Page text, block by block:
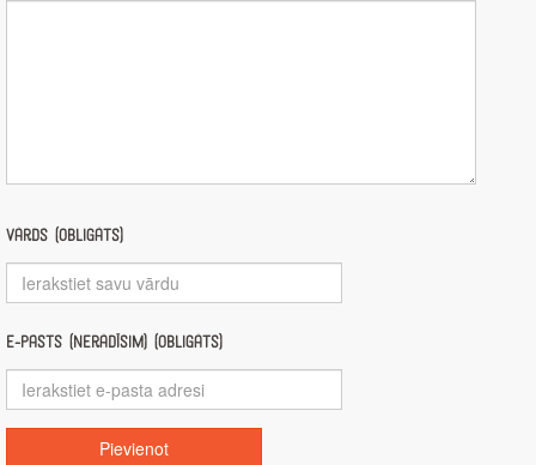
Vārds (obligāts)
E-pasts (nerādīsim) (obligāts)